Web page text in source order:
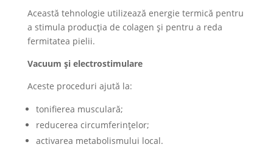
Această tehnologie utilizează energie termică pentru
a stimula producția de colagen și pentru a reda
fermitatea pielii.
Vacuum și electrostimulare
Aceste proceduri ajută la:
tonifierea musculară;
reducerea circumferințelor;
activarea metabolismului local.